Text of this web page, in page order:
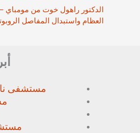
الدكتور راهول خوت من مومباي
العظام واستبدال المفاصل
مستشفى